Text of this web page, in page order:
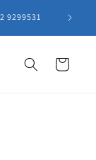
9299531
Warenkorb